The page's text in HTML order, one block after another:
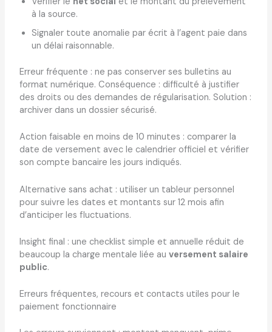
à la source.
Signaler toute anomalie par écrit à l’agent paie dans
un délai raisonnable.
Erreur fréquente : ne pas conserver ses bulletins au
format numérique. Conséquence : difficulté à justifier
des droits ou des demandes de régularisation. Solution :
archiver dans un dossier sécurisé.
Action faisable en moins de 10 minutes : comparer la
date de versement avec le calendrier officiel et vérifier
son compte bancaire les jours indiqués.
Alternative sans achat : utiliser un tableur personnel
pour suivre les dates et montants sur 12 mois afin
d’anticiper les fluctuations.
Insight final : une checklist simple et annuelle réduit de
beaucoup la charge mentale liée au versement salaire
public.
Erreurs fréquentes, recours et contacts utiles pour le
paiement fonctionnaire